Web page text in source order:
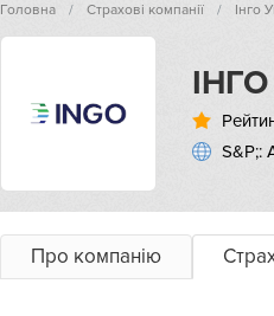
Головна Страхові компанії Інго
ІНГО
S&P;:
Про компанію